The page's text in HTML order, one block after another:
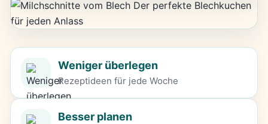
Weniger überlegen
Rezeptideen für jede Woche
Besser planen